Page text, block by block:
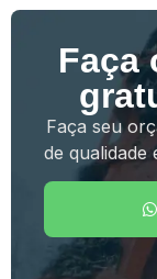
Faça
Faça seu
de qualidade